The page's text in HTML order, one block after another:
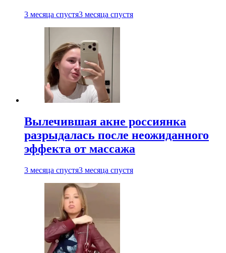
3 месяца спустя3 месяца спустя
Вылечившая акне россиянка
разрыдалась после неожиданного
эффекта от массажа
3 месяца спустя3 месяца спустя